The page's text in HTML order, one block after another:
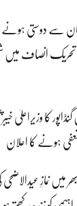
سے دوستی ہونے
تحریک انصاف میں
کا وزیراعلیٰ
ہونے کا اعلان
میں نمازِ